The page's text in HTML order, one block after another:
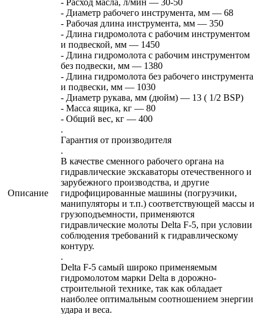
Описание
- Диаметр рабочего инструмента, мм — 68
- Рабочая длина инструмента, мм — 350
- Длина гидромолота с рабочим инструментом
и подвеской, мм — 1450
- Длина гидромолота с рабочим инструментом
без подвески, мм — 1380
- Длина гидромолота без рабочего инструмента
и подвески, мм — 1030
- Диаметр рукава, мм (дюйм) — 13 ( 1/2 BSP)
- Масса ящика, кг — 80
- Общий вес, кг — 400
.
Гарантия от производителя
.
В качестве сменного рабочего органа на
гидравлические экскаваторы отечественного и
зарубежного производства, и другие
гидрофицированные машины (погрузчики,
манипуляторы и т.п.) соответствующей массы и
грузоподъемности, применяются
гидравлические молоты Delta F-5, при условии
соблюдения требований к гидравлическому
контуру.
.
Delta F-5 самый широко применяемым
гидромолотом марки Delta в дорожно-
строительной технике, так как обладает
наиболее оптимальным соотношением энергии
удара и веса.